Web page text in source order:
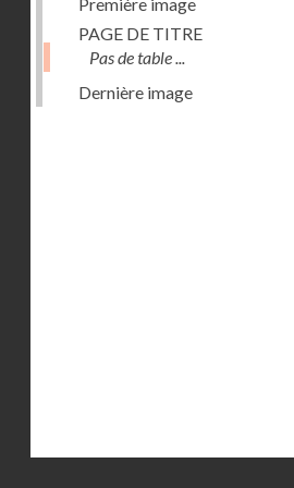
PAGE DE TITRE
Pas de table ...
Dernière image